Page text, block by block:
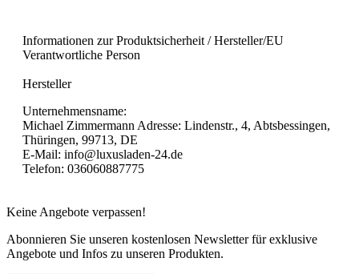
Informationen zur Produktsicherheit / Hersteller/EU
Verantwortliche Person
Hersteller
Unternehmensname:
Michael Zimmermann Adresse: Lindenstr., 4, Abtsbessingen,
Thüringen, 99713, DE
E-Mail: info@luxusladen-24.de
Telefon: 036060887775
Keine Angebote verpassen!
Abonnieren Sie unseren kostenlosen Newsletter für exklusive
Angebote und Infos zu unseren Produkten.